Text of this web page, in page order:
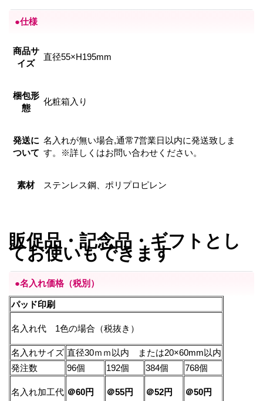
●仕様
商品サ
イズ
直径55×H195mm
梱包形
態
化粧箱入り
発送に
ついて
名入れが無い場合,通常7営業日以内に発送致しま
す。※詳しくはお問い合わせください。
素材 ステンレス鋼、ポリプロピレン
販促品・記念品・ギフトとし
てお使いもできます
●名入れ価格（税別）
パッド印刷
名入れ代 1色の場合（税抜き）
名入れサイズ 直径30ｍｍ以内 または20×60mm以内
発注数
96個 192個 384個 768個
名入れ加工代 ＠60円 ＠55円 ＠52円 ＠50円